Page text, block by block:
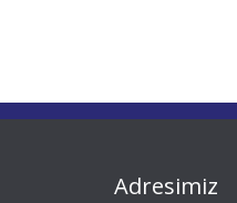
Adresimiz